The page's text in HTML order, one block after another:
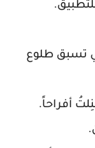
تسبق طلوع
أفراحاً.